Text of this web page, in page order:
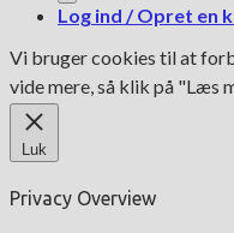
Log ind / Opret en
Vi bruger cookies til at
vide mere, så klik på "Læs
Luk
Privacy Overview